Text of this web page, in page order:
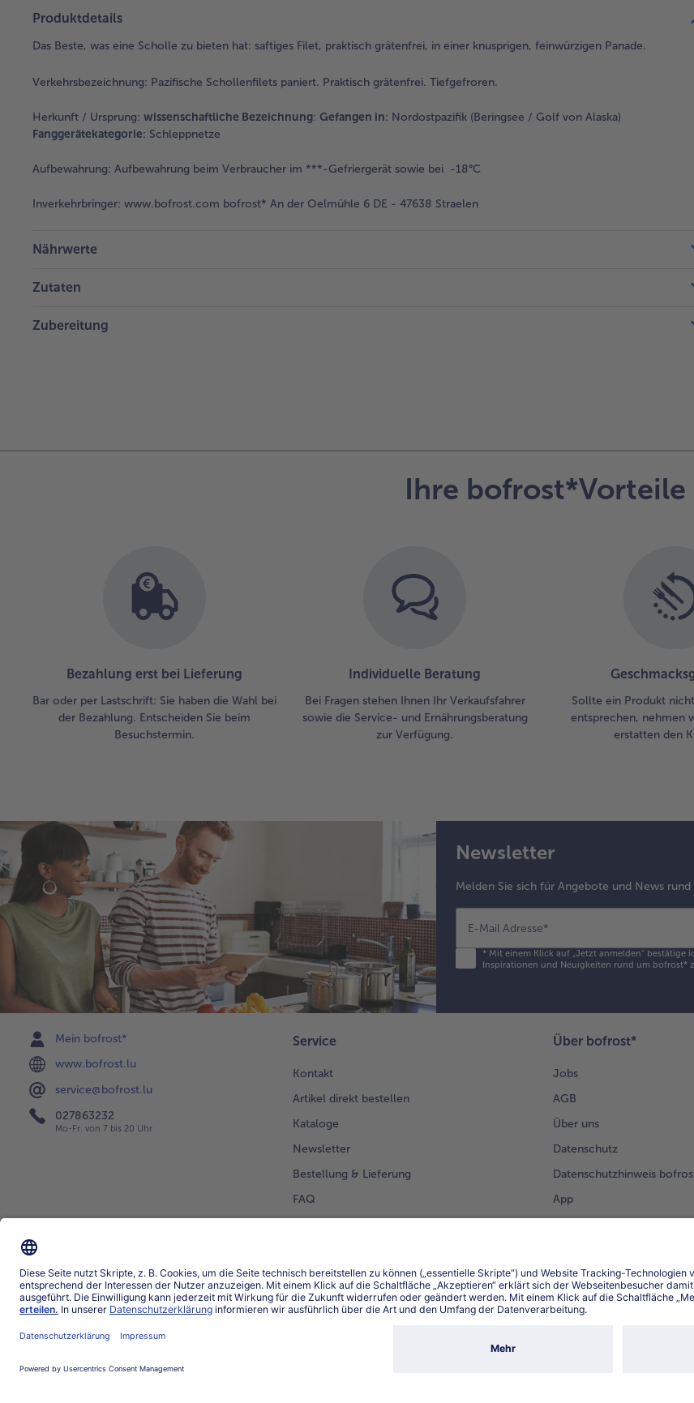
Produktdetails
Das Beste, was eine Scholle zu bieten hat: saftiges Filet, praktisch grätenfrei, in einer knusprigen, feinwürzigen Panade.
Verkehrsbezeichnung: Pazifische Schollenfilets paniert. Praktisch grätenfrei. Tiefgefroren.
Herkunft / Ursprung: wissenschaftliche Bezeichnung: Gefangen in: Nordostpazifik (Beringsee / Golf von Alaska)
Fanggerätekategorie: Schleppnetze
Aufbewahrung: Aufbewahrung beim Verbraucher im ***-Gefriergerät sowie bei -18°C
Inverkehrbringer: www.bofrost.com bofrost* An der Oelmühle 6 DE - 47638 Straelen
Nährwerte
Zutaten
Zubereitung
Ihre bofrost*Vorteile
Bezahlung erst bei Lieferung
Bar oder per Lastschrift: Sie haben die Wahl bei
der Bezahlung. Entscheiden Sie beim
Besuchstermin.
Individuelle Beratung
Bei Fragen stehen Ihnen Ihr Verkaufsfahrer
sowie die Service- und Ernährungsberatung
zur Verfügung.
Sollte ein Produkt
entsprechen, nehmen
erstatten den
Newsletter
Melden Sie sich für Angebote und News
E-Mail Adresse*
*Mit einem Klick auf „Jetzt anmelden" bestätige
Inspirationen und Neuigkeiten rund um bofrost*
Mein bofrost*
www.bofrost.lu
service@bofrost.lu
027863232
Mo-Fr. von 7 bis 20 Uhr
Service
Kontakt
Artikel direkt bestellen
Kataloge
Newsletter
Bestellung & Lieferung
FAQ
Über bofrost*
Jobs
AGB
Über uns
Datenschutz
Datenschutzhinweis
App